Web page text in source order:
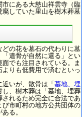
にある大慈山祥雲寺（臨
していた里山を樹木葬墓
の花を墓石の代わりに墓
遺骨が自然に還る」とい
でも注目されている。ま
りも低費用で済むといっ
近いが、散骨は「 墓地、埋
し、樹木葬は「墓地、埋葬
れるため完全に合法であ
市町村の地方公共団体の
る。